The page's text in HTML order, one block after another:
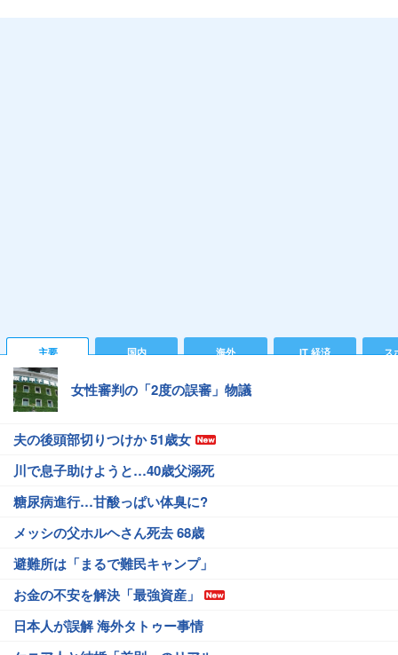
主要 国内 海外 IT 経済 ス
女性審判の「2度の誤審」物議
夫の後頭部切りつけか 51歳女
川で息子助けようと…40歳父溺死
糖尿病進行…甘酸っぱい体臭に?
メッシの父ホルヘさん死去 68歳
避難所は「まるで難民キャンプ」
お金の不安を解決「最強資産」
日本人が誤解 海外タトゥー事情